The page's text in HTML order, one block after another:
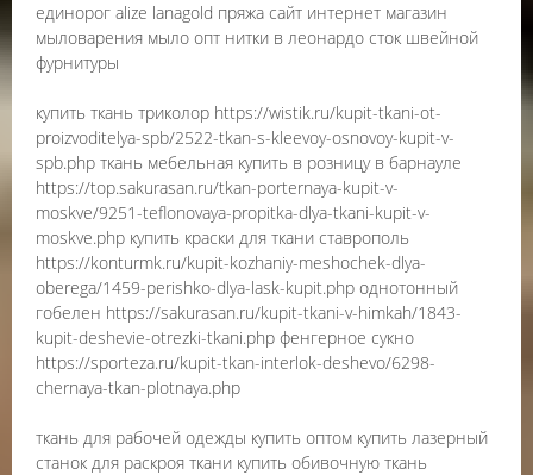
единорог alize lanagold пряжа сайт интернет магазин
мыловарения мыло опт нитки в леонардо сток швейной
фурнитуры
купить ткань триколор https://wistik.ru/kupit-tkani-ot-
proizvoditelya-spb/2522-tkan-s-kleevoy-osnovoy-kupit-v-
spb.php ткань мебельная купить в розницу в барнауле
https://top.sakurasan.ru/tkan-porternaya-kupit-v-
moskve/9251-teflonovaya-propitka-dlya-tkani-kupit-v-
moskve.php купить краски для ткани ставрополь
https://konturmk.ru/kupit-kozhaniy-meshochek-dlya-
oberega/1459-perishko-dlya-lask-kupit.php однотонный
гобелен https://sakurasan.ru/kupit-tkani-v-himkah/1843-
kupit-deshevie-otrezki-tkani.php фенгерное сукно
https://sporteza.ru/kupit-tkan-interlok-deshevo/6298-
chernaya-tkan-plotnaya.php
ткань для рабочей одежды купить оптом купить лазерный
станок для раскроя ткани купить обивочную ткань